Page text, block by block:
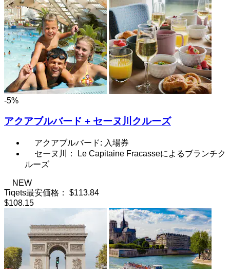
-5%
アクアブルバード + セーヌ川クルーズ
アクアブルバード: 入場券
セーヌ川： Le Capitaine Fracasseによるブランチク
ルーズ
NEW
Tiqets最安価格：
$113.84
$108.15